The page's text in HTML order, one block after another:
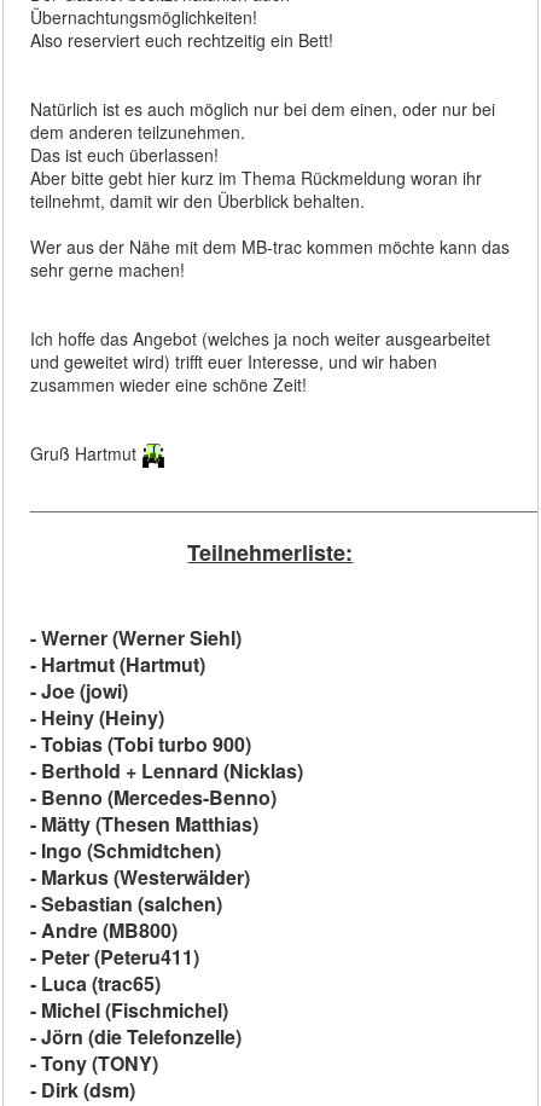
Übernachtungsmöglichkeiten!
Also reserviert euch rechtzeitig ein Bett!
Natürlich ist es auch möglich nur bei dem einen, oder nur bei
dem anderen teilzunehmen.
Das ist euch überlassen!
Aber bitte gebt hier kurz im Thema Rückmeldung woran ihr
teilnehmt, damit wir den Überblick behalten.
Wer aus der Nähe mit dem MB-trac kommen möchte kann das
sehr gerne machen!
Ich hoffe das Angebot (welches ja noch weiter ausgearbeitet
und geweitet wird) trifft euer Interesse, und wir haben
zusammen wieder eine schöne Zeit!
Gruß Hartmut
Teilnehmerliste:
- Werner (Werner Siehl)
- Hartmut (Hartmut)
- Joe (jowi)
- Heiny (Heiny)
- Tobias (Tobi turbo 900)
- Berthold + Lennard (Nicklas)
- Benno (Mercedes-Benno)
- Mätty (Thesen Matthias)
- Ingo (Schmidtchen)
- Markus (Westerwälder)
- Sebastian (salchen)
- Andre (MB800)
- Peter (Peteru411)
- Luca (trac65)
- Michel (Fischmichel)
- Jörn (die Telefonzelle)
- Tony (TONY)
- Dirk (dsm)